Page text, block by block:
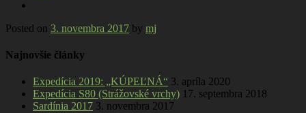
Posted on 3. novembra 2017 by mj
Najnovšie články
Expedícia 2019: „KÚPEĽNÁ“ 3. apríla 2020
Expedícia S80 (Strážovské vrchy) 17. septembra 2018
Sardínia 2017 3. novembra 2017